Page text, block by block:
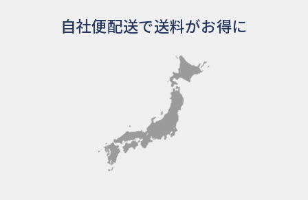
自社便配送で送料がお得に